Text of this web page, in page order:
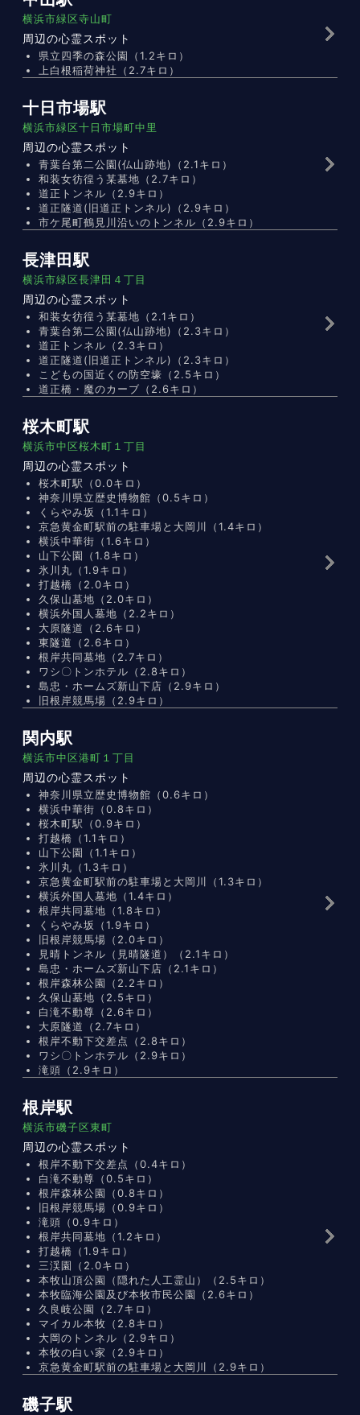
横浜市緑区寺山町
周辺の心霊スポット
県立四季の森公園（1.2キロ）
上白根稲荷神社（2.7キロ）
十日市場駅
横浜市緑区十日市場町中里
周辺の心霊スポット
青葉台第二公園(仏山跡地)（2.1キロ）
和装女彷徨う某墓地（2.7キロ）
道正トンネル（2.9キロ）
道正隧道(旧道正トンネル)（2.9キロ）
市ケ尾町鶴見川沿いのトンネル（2.9キロ）
長津田駅
横浜市緑区長津田４丁目
周辺の心霊スポット
和装女彷徨う某墓地（2.1キロ）
青葉台第二公園(仏山跡地)（2.3キロ）
道正トンネル（2.3キロ）
道正隧道(旧道正トンネル)（2.3キロ）
こどもの国近くの防空壕（2.5キロ）
道正橋・魔のカーブ（2.6キロ）
桜木町駅
横浜市中区桜木町１丁目
周辺の心霊スポット
桜木町駅（0.0キロ）
神奈川県立歴史博物館（0.5キロ）
くらやみ坂（1.1キロ）
京急黄金町駅前の駐車場と大岡川（1.4キロ）
横浜中華街（1.6キロ）
山下公園（1.8キロ）
氷川丸（1.9キロ）
打越橋（2.0キロ）
久保山墓地（2.0キロ）
横浜外国人墓地（2.2キロ）
大原隧道（2.6キロ）
東隧道（2.6キロ）
根岸共同墓地（2.7キロ）
ワシ〇トンホテル（2.8キロ）
島忠・ホームズ新山下店（2.9キロ）
旧根岸競馬場（2.9キロ）
関内駅
横浜市中区港町１丁目
周辺の心霊スポット
神奈川県立歴史博物館（0.6キロ）
横浜中華街（0.8キロ）
桜木町駅（0.9キロ）
打越橋（1.1キロ）
山下公園（1.1キロ）
氷川丸（1.3キロ）
京急黄金町駅前の駐車場と大岡川（1.3キロ）
横浜外国人墓地（1.4キロ）
根岸共同墓地（1.8キロ）
くらやみ坂（1.9キロ）
旧根岸競馬場（2.0キロ）
見晴トンネル（見晴隧道）（2.1キロ）
島忠・ホームズ新山下店（2.1キロ）
根岸森林公園（2.2キロ）
久保山墓地（2.5キロ）
白滝不動尊（2.6キロ）
大原隧道（2.7キロ）
根岸不動下交差点（2.8キロ）
ワシ〇トンホテル（2.9キロ）
滝頭（2.9キロ）
根岸駅
横浜市磯子区東町
周辺の心霊スポット
根岸不動下交差点（0.4キロ）
白滝不動尊（0.5キロ）
根岸森林公園（0.8キロ）
旧根岸競馬場（0.9キロ）
滝頭（0.9キロ）
根岸共同墓地（1.2キロ）
打越橋（1.9キロ）
三渓園（2.0キロ）
本牧山頂公園（隠れた人工霊山）（2.5キロ）
本牧臨海公園及び本牧市民公園（2.6キロ）
久良岐公園（2.7キロ）
マイカル本牧（2.8キロ）
大岡のトンネル（2.9キロ）
本牧の白い家（2.9キロ）
京急黄金町駅前の駐車場と大岡川（2.9キロ）
磯子駅